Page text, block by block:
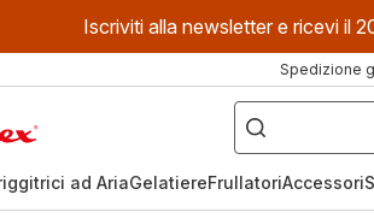
Iscriviti alla newsletter e ricevi il
Spedizione
Cosa
stai
cercando?
ad AriaGelatiereFrullatoriAccessori